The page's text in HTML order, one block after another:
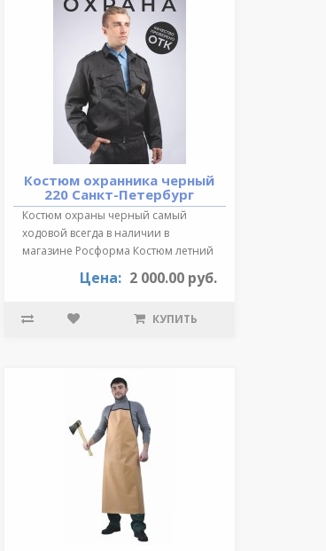
Костюм охранника черный
220 Санкт-Петербург
Костюм охраны черный самый
ходовой всегда в наличии в
магазине Росформа Костюм летний
Цена: 2 000.00 руб.
КУПИТЬ